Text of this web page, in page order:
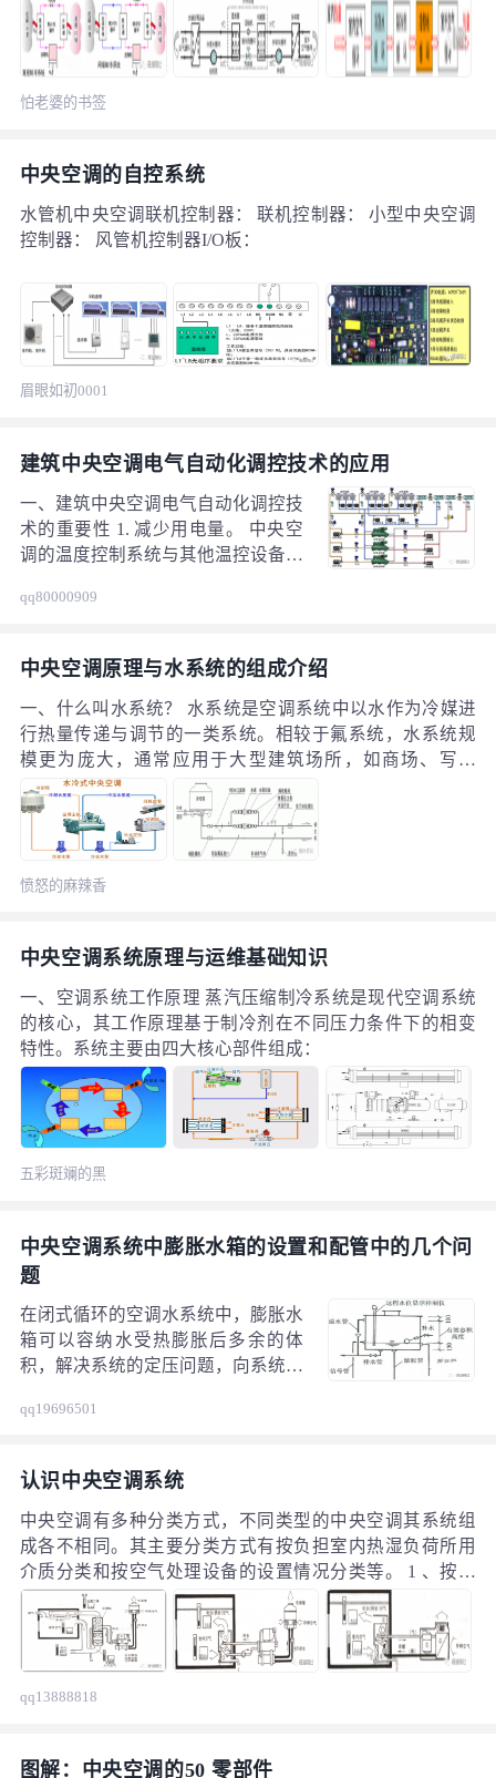
怕老婆的书签
中央空调的自控系统
水管机中央空调联机控制器： 联机控制器： 小型中央空调
控制器： 风管机控制器I/O板：
眉眼如初0001
建筑中央空调电气自动化调控技术的应用
一、建筑中央空调电气自动化调控技
术的重要性 1. 减少用电量。 中央空
调的温度控制系统与其他温控设备类
电，在建筑中央空调中应用电气自动
中央空调的运行速率和运行时间，这
可在一定程度上降低电能消耗。
qq80000909
中央空调原理与水系统的组成介绍
一、什么叫水系统？ 水系统是空调系统中以水作为冷媒进
行热量传递与调节的一类系统。相较于氟系统，水系统规
模更为庞大，通常应用于大型建筑场所，如商场、写字
楼、酒店等。在同时开启率达到 90%以上的情况下，水系
统能够展现出良好的节能效果。目前，美系品牌在水系统
市场中占据主要份额，且主要面向商业市场。
愤怒的麻辣香
中央空调系统原理与运维基础知识
一、空调系统工作原理 蒸汽压缩制冷系统是现代空调系统
的核心，其工作原理基于制冷剂在不同压力条件下的相变
特性。系统主要由四大核心部件组成：
五彩斑斓的黑
中央空调系统中膨胀水箱的设置和配管中的几个问
题
在闭式循环的空调水系统中，膨胀水
箱可以容纳水受热膨胀后多余的体
积，解决系统的定压问题，向系统补
在一起，做为中央空调末端设计的重
qq19696501
认识中央空调系统
中央空调有多种分类方式，不同类型的中央空调其系统组
成各不相同。其主要分类方式有按负担室内热湿负荷所用
介质分类和按空气处理设备的设置情况分类等。 1 、按负
担室内热湿负荷所用介质来分： ⑴全空气方式 全空气方式
是利用空调机送出冷风使室内空气的温、湿度适宜。一般
可配用风道及送、回风口，是大型空调系统常采用的一种
方式。
qq13888818
图解：中央空调的50 零部件